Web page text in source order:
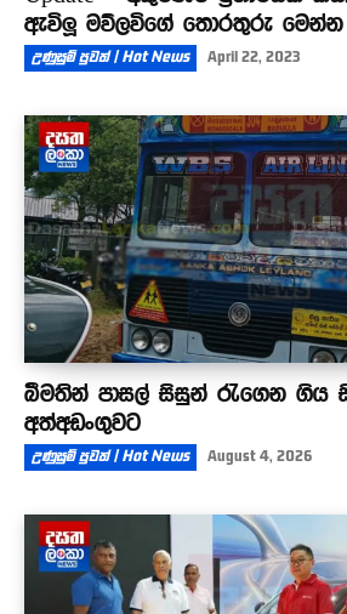
ඇවිලූ මව්ලවිගේ තොරතුරු මෙන්න
උණුසුම් පුවත් | Hot News April 22, 2023
බීමතින් පාසල් සිසුන් රැගෙන ගිය
අත්අඩංගුවට
උණුසුම් පුවත් | Hot News August 4, 2026